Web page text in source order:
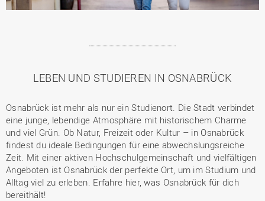
LEBEN UND STUDIEREN IN OSNABRÜCK
Osnabrück ist mehr als nur ein Studienort. Die Stadt verbindet
eine junge, lebendige Atmosphäre mit historischem Charme
und viel Grün. Ob Natur, Freizeit oder Kultur – in Osnabrück
findest du ideale Bedingungen für eine abwechslungsreiche
Zeit. Mit einer aktiven Hochschulgemeinschaft und vielfältigen
Angeboten ist Osnabrück der perfekte Ort, um im Studium und
Alltag viel zu erleben. Erfahre hier, was Osnabrück für dich
bereithält!